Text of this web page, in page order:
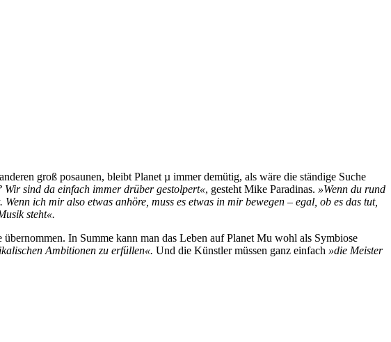
groß posaunen, bleibt Planet µ immer demütig, als wäre die ständige Suche
Wir sind da einfach immer drüber gestolpert«, gesteht Mike Paradinas. »Wenn du rund
ich mir also etwas anhöre, muss es etwas in mir bewegen – egal, ob es das tut,
steht«.
In Summe kann man das Leben auf Planet Mu wohl als Symbiose
Ambitionen zu erfüllen«. Und die Künstler müssen ganz einfach »die Meister